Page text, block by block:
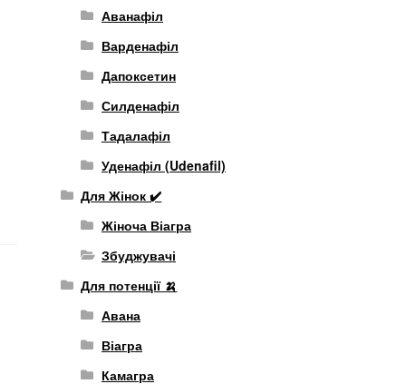
Аванафіл
Варденафіл
Дапоксетин
Силденафіл
Тадалафіл
Уденафіл (Udenafil)
Для Жінок ✔️
Жіноча Віагра
Збуджувачі
Для потенції 🍌
Авана
Віагра
Камагра